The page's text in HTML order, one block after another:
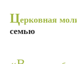
Церковная
семью